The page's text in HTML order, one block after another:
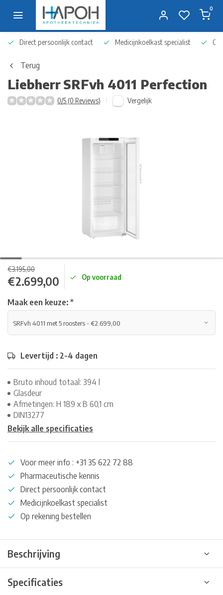
0
Direct persoonlijk contact Medicijnkoelkast specialist Op
Terug
LiebherrSRFvh 4011 Perfection
0/5 (0 Reviews) Vergelijk
€3.195,00
€2.699,00 Op voorraad
Maak een keuze: *
Levertijd : 2-4 dagen
Bruto inhoud totaal: 394 l
Glasdeur
Afmetingen: H 189 x B 60,1 cm
DIN13277
Bekijk alle specificaties
Voor meer info : +31 35 622 72 88
Pharmaceutische kennis
Direct persoonlijk contact
Medicijnkoelkast specialist
Op rekening bestellen
Beschrijving
Specificaties